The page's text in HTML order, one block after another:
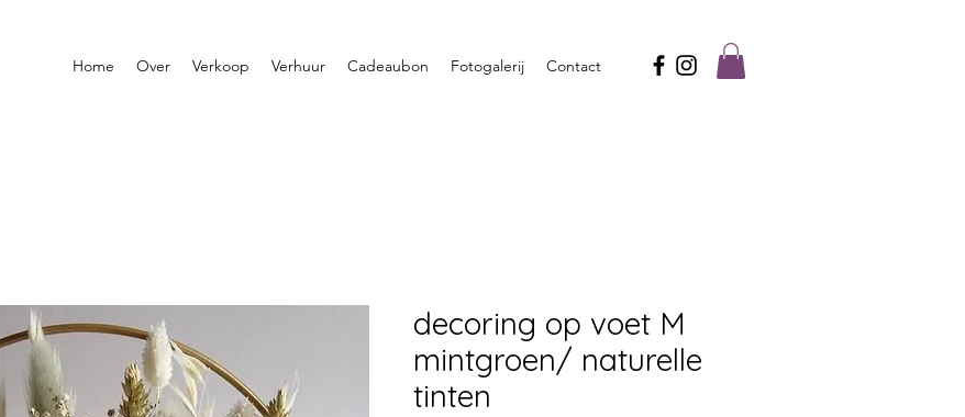
Home Over Verkoop Verhuur Cadeaubon Fotogalerij Contact
decoring op voet M
mintgroen/ naturelle
tinten